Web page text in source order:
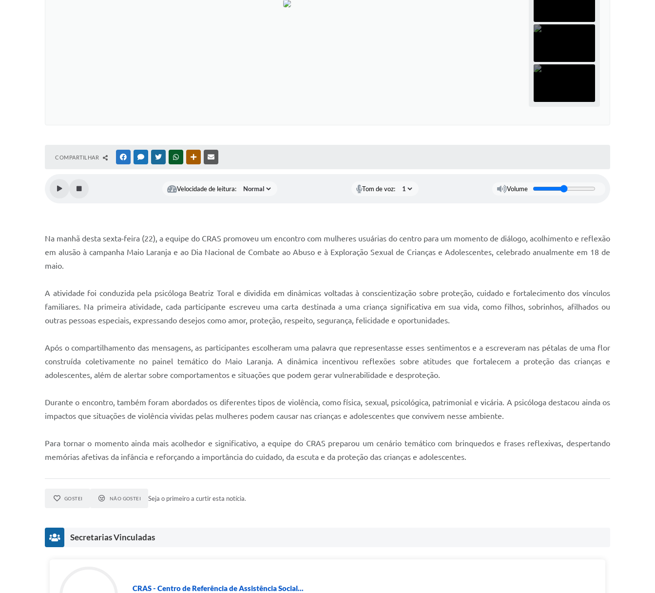
COMPARTILHAR FACEBOOKMESSENGER
TWITTERWHATSAPPOUTRAS MÍDIAS
Velocidade de leitura: Tom de voz: Volume
Na manhã desta sexta-feira (22), a equipe do CRAS promoveu um encontro com mulheres usuárias do centro para um momento de diálogo, acolhimento e reflexão
em alusão à campanha Maio Laranja e ao Dia Nacional de Combate ao Abuso e à Exploração Sexual de Crianças e Adolescentes, celebrado anualmente em 18 de
maio.
A atividade foi conduzida pela psicóloga Beatriz Toral e dividida em dinâmicas voltadas à conscientização sobre proteção, cuidado e fortalecimento dos vínculos
familiares. Na primeira atividade, cada participante escreveu uma carta destinada a uma criança significativa em sua vida, como filhos, sobrinhos, afilhados ou
outras pessoas especiais, expressando desejos como amor, proteção, respeito, segurança, felicidade e oportunidades.
Após o compartilhamento das mensagens, as participantes escolheram uma palavra que representasse esses sentimentos e a escreveram nas pétalas de uma flor
construída coletivamente no painel temático do Maio Laranja. A dinâmica incentivou reflexões sobre atitudes que fortalecem a proteção das crianças e
adolescentes, além de alertar sobre comportamentos e situações que podem gerar vulnerabilidade e desproteção.
Durante o encontro, também foram abordados os diferentes tipos de violência, como física, sexual, psicológica, patrimonial e vicária. A psicóloga destacou ainda os
impactos que situações de violência vividas pelas mulheres podem causar nas crianças e adolescentes que convivem nesse ambiente.
Para tornar o momento ainda mais acolhedor e significativo, a equipe do CRAS preparou um cenário temático com brinquedos e frases reflexivas, despertando
memórias afetivas da infância e reforçando a importância do cuidado, da escuta e da proteção das crianças e adolescentes.
GOSTEI NÃO GOSTEI Seja o primeiro a curtir esta notícia.
Secretarias Vinculadas
CRAS - Centro de Referência de Assistência Social...